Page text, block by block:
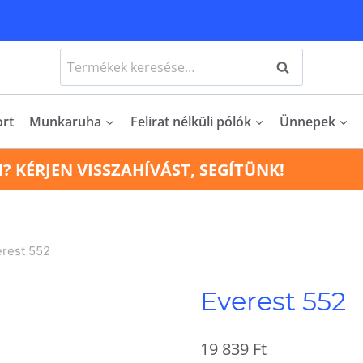
Keresés
a
következőre:
Keresés
Munkaruha Felirat nélküli pólók Ünnepek
KÉRJEN VISSZAHÍVÁST, SEGÍTÜNK!
552
Everest 552
19 839 Ft